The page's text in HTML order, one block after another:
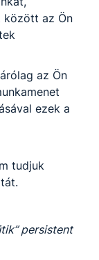
meg,
között az Ön
az Ön
ezek a
tudjuk
persistent